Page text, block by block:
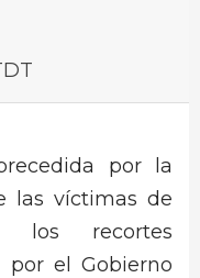
por la
las víctimas de
los recortes
por el Gobierno